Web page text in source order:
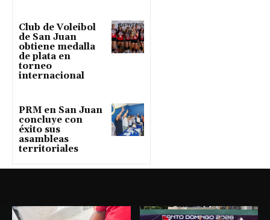
Club de Voleibol
de San Juan
obtiene medalla
de plata en
torneo
internacional
PRM en San Juan
concluye con
éxito sus
asambleas
territoriales